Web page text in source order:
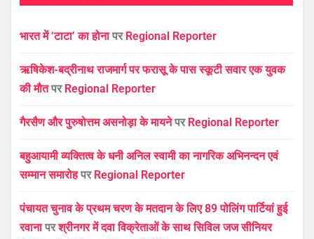
भारत में ‘टाटा’ का होनापर Regional Reporter
ऋषिकेश-बद्रीनाथ राजमार्ग पर फरासू के पास स्कूटी सवार एक युवक
की मौतपर Regional Reporter
गैरसैण और पुरुषोत्तम असनोड़ा के मायनेपर Regional Reporter
बहुआयामी व्यक्तित्व के धनी अनिल स्वामी का नागरिक अभिनन्दन एवं
सम्मान समारोहपर Regional Reporter
पंचायत चुनाव के प्रथम चरण के मतदान के लिए 89 पोलिंग पार्टियां हुई
रवानापरश्रीनगर में दवा विक्रेताओं के साथ सिविल जज सीनियर